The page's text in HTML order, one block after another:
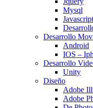
Mysql
Javascript
Desarrollo
Android
IOS –
Desarrollo
Unity
Diseño
Adobe
Adobe